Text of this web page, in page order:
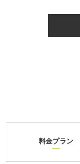
料金プラン